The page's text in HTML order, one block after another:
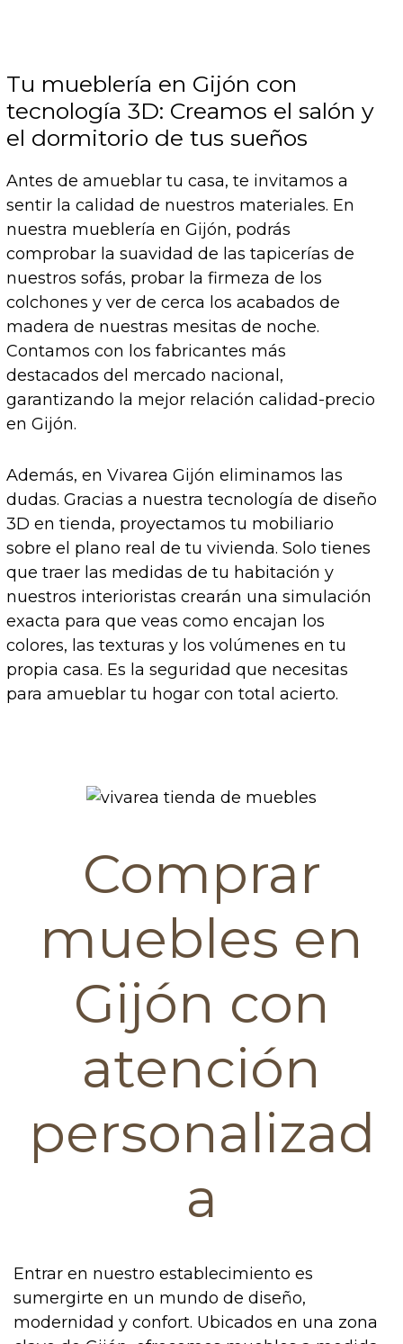
Tu mueblería en Gijón con
tecnología 3D: Creamos el salón y
el dormitorio de tus sueños
Antes de amueblar tu casa, te invitamos a
sentir la calidad de nuestros materiales. En
nuestra mueblería en Gijón, podrás
comprobar la suavidad de las tapicerías de
nuestros sofás, probar la firmeza de los
colchones y ver de cerca los acabados de
madera de nuestras mesitas de noche.
Contamos con los fabricantes más
destacados del mercado nacional,
garantizando la mejor relación calidad-precio
en Gijón.
Además, en Vivarea Gijón eliminamos las
dudas. Gracias a nuestra tecnología de diseño
3D en tienda, proyectamos tu mobiliario
sobre el plano real de tu vivienda. Solo tienes
que traer las medidas de tu habitación y
nuestros interioristas crearán una simulación
exacta para que veas como encajan los
colores, las texturas y los volúmenes en tu
propia casa. Es la seguridad que necesitas
para amueblar tu hogar con total acierto.
Comprar
muebles en
Gijón con
atención
personalizad
a
Entrar en nuestro establecimiento es
sumergirte en un mundo de diseño,
modernidad y confort. Ubicados en una zona